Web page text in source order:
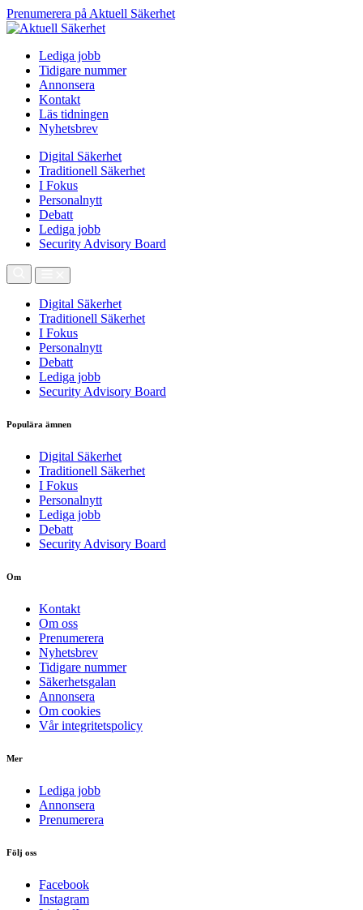
Prenumerera på Aktuell Säkerhet
Lediga jobb
Tidigare nummer
Annonsera
Kontakt
Läs tidningen
Nyhetsbrev
Digital Säkerhet
Traditionell Säkerhet
I Fokus
Personalnytt
Debatt
Lediga jobb
Security Advisory Board
Digital Säkerhet
Traditionell Säkerhet
I Fokus
Personalnytt
Debatt
Lediga jobb
Security Advisory Board
Populära ämnen
Digital Säkerhet
Traditionell Säkerhet
I Fokus
Personalnytt
Lediga jobb
Debatt
Security Advisory Board
Om
Kontakt
Om oss
Prenumerera
Nyhetsbrev
Tidigare nummer
Säkerhetsgalan
Annonsera
Om cookies
Vår integritetspolicy
Mer
Lediga jobb
Annonsera
Prenumerera
Följ oss
Facebook
Instagram